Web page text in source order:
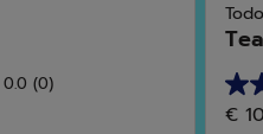
0.0 (0)
4.0
de
€